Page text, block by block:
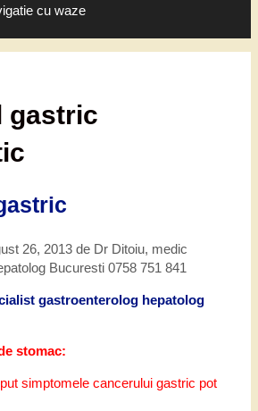
cu waze
gastric
26, 2013 de Dr Ditoiu, medic
Bucuresti 0758 751 841
gastroenterolog hepatolog
stomac:
simptomele cancerului gastric pot